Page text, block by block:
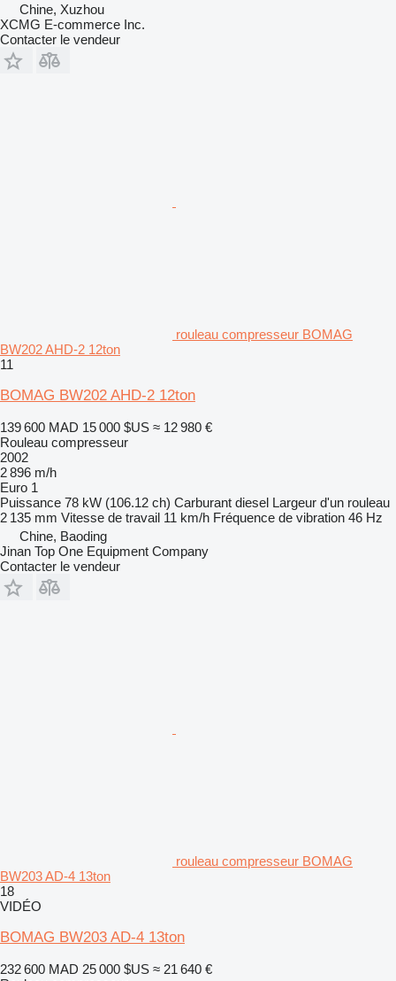
Chine, Xuzhou
XCMG E-commerce Inc.
Contacter le vendeur
rouleau compresseur BOMAG
BW202 AHD-2 12ton
11
BOMAG BW202 AHD-2 12ton
139 600 MAD 15 000 $US ≈ 12 980 €
Rouleau compresseur
2002
2 896 m/h
Euro 1
Puissance 78 kW (106.12 ch) Carburant diesel Largeur d'un rouleau
2 135 mm Vitesse de travail 11 km/h Fréquence de vibration 46 Hz
Chine, Baoding
Jinan Top One Equipment Company
Contacter le vendeur
rouleau compresseur BOMAG
BW203 AD-4 13ton
18
VIDÉO
BOMAG BW203 AD-4 13ton
232 600 MAD 25 000 $US ≈ 21 640 €